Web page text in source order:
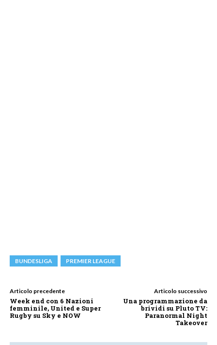
BUNDESLIGA PREMIER LEAGUE
Articolo precedente
Week end con 6 Nazioni
femminile, United e Super
Rugby su Sky e NOW
Articolo successivo
Una programmazione da
brividi su Pluto TV:
Paranormal Night
Takeover